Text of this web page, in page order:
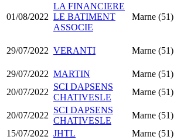
01/08/2022
LA FINANCIERE
LE BATIMENT
ASSOCIE
Marne (51)
29/07/2022 VERANTI Marne (51)
29/07/2022 MARTIN Marne (51)
20/07/2022
SCI DAPSENS
CHATIVESLE
Marne (51)
20/07/2022
SCI DAPSENS
CHATIVESLE
Marne (51)
15/07/2022 JHTL Marne (51)